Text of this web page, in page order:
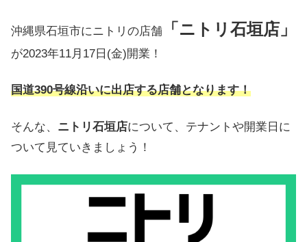
沖縄県石垣市にニトリの店舗 「ニトリ石垣店」
が2023年11月17日(金)開業！
国道390号線沿いに出店する店舗となります！
そんな、 ニトリ石垣店について、テナントや開業日に
ついて見ていきましょう！